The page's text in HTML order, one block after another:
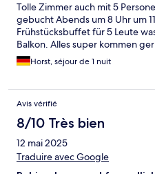
Tolle Zimmer auch mit 5
gebucht Abends um 8 Uhr um
Frühstücksbuffet für 5 Leute
Balkon. Alles super kommen
Horst, séjour de 1 nuit
Avis vérifié
8/10 Très bien
12 mai 2025
Traduire avec Google